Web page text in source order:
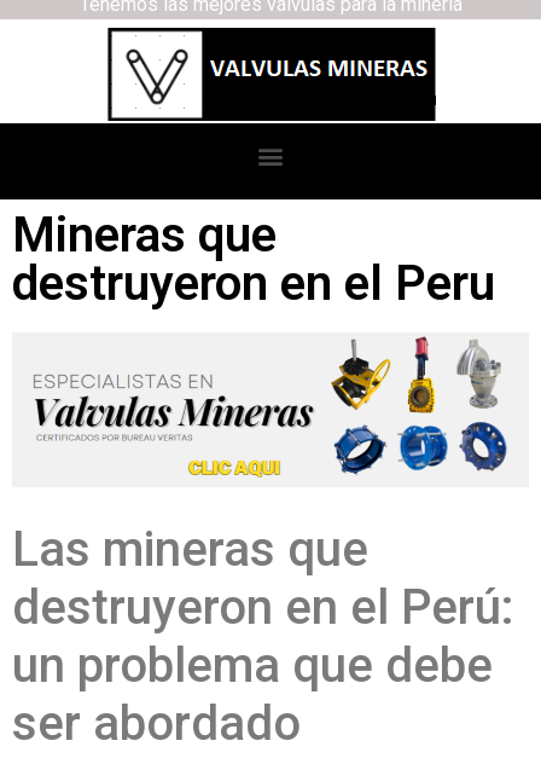
Mineras que
destruyeron en el Peru
Las mineras que
destruyeron en el Perú:
un problema que debe
ser abordado